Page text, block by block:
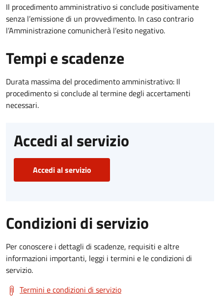
Il procedimento amministrativo si conclude positivamente
senza l’emissione di un provvedimento. In caso contrario
l’Amministrazione comunicherà l’esito negativo.
Tempi e scadenze
Durata massima del procedimento amministrativo: Il
procedimento si conclude al termine degli accertamenti
necessari.
Accedi al servizio
Accedi al servizio
Condizioni di servizio
Per conoscere i dettagli di scadenze, requisiti e altre
informazioni importanti, leggi i termini e le condizioni di
servizio.
Termini e condizioni di servizio